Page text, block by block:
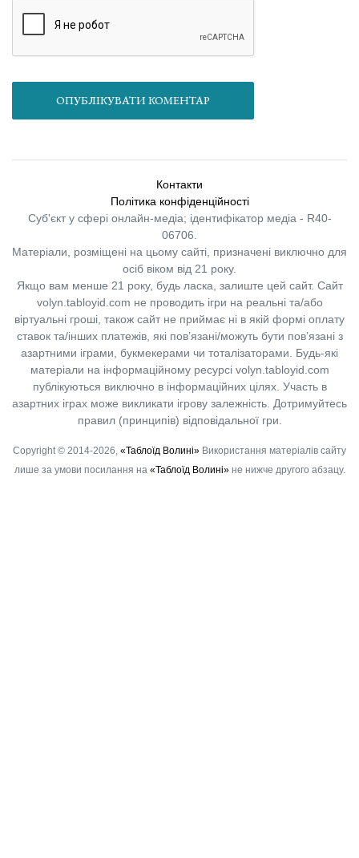
ОПУБЛІКУВАТИ КОМЕНТАР
Контакти
Політика конфіденційності
Суб'єкт у сфері онлайн-медіа; ідентифікатор медіа - R40-
06706.
Матеріали, розміщені на цьому сайті, призначені виключно для
осіб віком від 21 року.
Якщо вам менше 21 року, будь ласка, залиште цей сайт. Сайт
volyn.tabloyid.com не проводить ігри на реальні та/або
віртуальні гроші, також сайт не приймає ні в якій формі оплату
ставок та/інших платежів, які пов’язані/можуть бути пов’язані з
азартними іграми, букмекерами чи тоталізаторами. Будь-які
матеріали на інформаційному ресурсі volyn.tabloyid.com
публікуються виключно в інформаційних цілях. Участь в
азартних іграх може викликати ігрову залежність. Дотримуйтесь
правил (принципів) відповідальної гри.
Copyright © 2014-2026, «Таблоїд Волині» Використання матеріалів сайту
лише за умови посилання на «Таблоїд Волині»не нижче другого абзацу.